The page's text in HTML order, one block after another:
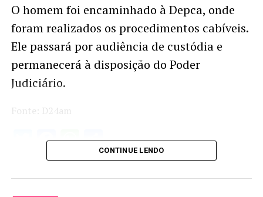
O homem foi encaminhado à Depca, onde
foram realizados os procedimentos cabíveis.
Ele passará por audiência de custódia e
permanecerá à disposição do Poder
Judiciário.
Fonte: D24am
Twitter
Facebook
WhatsApp
Share
CONTINUE LENDO